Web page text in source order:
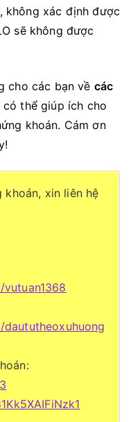
không xác định được
sẽ không được
cho các bạn về các
có thể giúp ích cho
khoán. Cám ơn
xin liên hệ